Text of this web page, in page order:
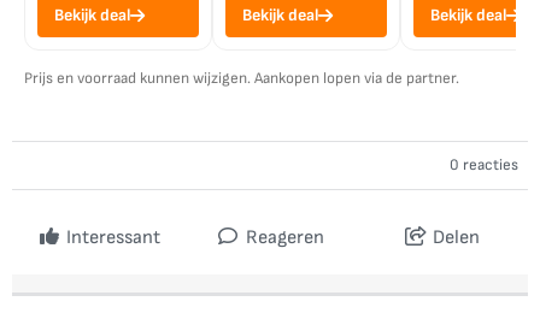
Bekijk deal Bekijk deal Bekijk deal
Prijs en voorraad kunnen wijzigen. Aankopen lopen via de partner.
0 reacties
Interessant Reageren Delen